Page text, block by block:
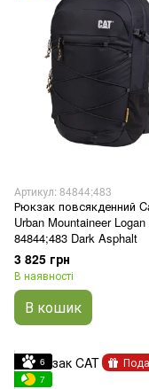
Артикул: 84844;483
Рюкзак повсякденний
Urban Mountaineer Logan
84844;483 Dark Asphalt
3 825 грн
В наявності
В кошик
6
7